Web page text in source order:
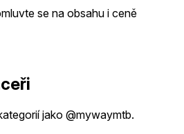
se na obsahu i ceně
jako @mywaymtb.